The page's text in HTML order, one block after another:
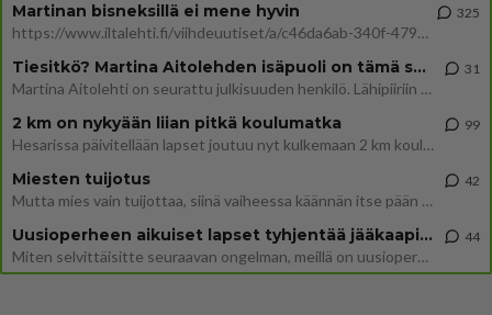
Martinan bisneksillä ei mene hyvin
https://www.iltalehti.fi/viihdeuutiset/a/c46da6ab-340f-4790-aaa7-0865eed2336 Yrityksen konkurssihakemus on tullut kärä
325
Tiesitkö? Martina Aitolehden isäpuoli on tämä suosittu laulaja
Martina Aitolehti on seurattu julkisuuden henkilö. Lähipiiriin mahtuu muitakin tunnettuja henkilöitä. Tiesitkö, että Ma
31
2 km on nykyään liian pitkä koulumatka
Hesarissa päivitellään lapset joutuu nyt kulkemaan 2 km kouluun jösses. Ruostefillarilla tuo matka menee vaikka miten äk
99
Miesten tuijotus
Mutta mies vain tuijottaa, siinä vaiheessa käännän itse pään pois. Mikä juttu? Yleensä jos joku tuijottaa tai katsoo, hä
42
Uusioperheen aikuiset lapset tyhjentää jääkaapin käydessään
Miten selvittäisitte seuraavan ongelman, meillä on uusioperhe, minulla teini-ikäiset lapset ja puolisolla aikuiset, jotk
44